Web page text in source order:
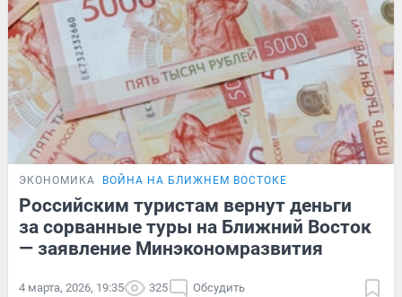
ЭКОНОМИКА ВОЙНА НА БЛИЖНЕМ ВОСТОКЕ
Российским туристам вернут деньги
за сорванные туры на Ближний Восток
— заявление Минэкономразвития
4 марта, 2026, 19:35 325 Обсудить